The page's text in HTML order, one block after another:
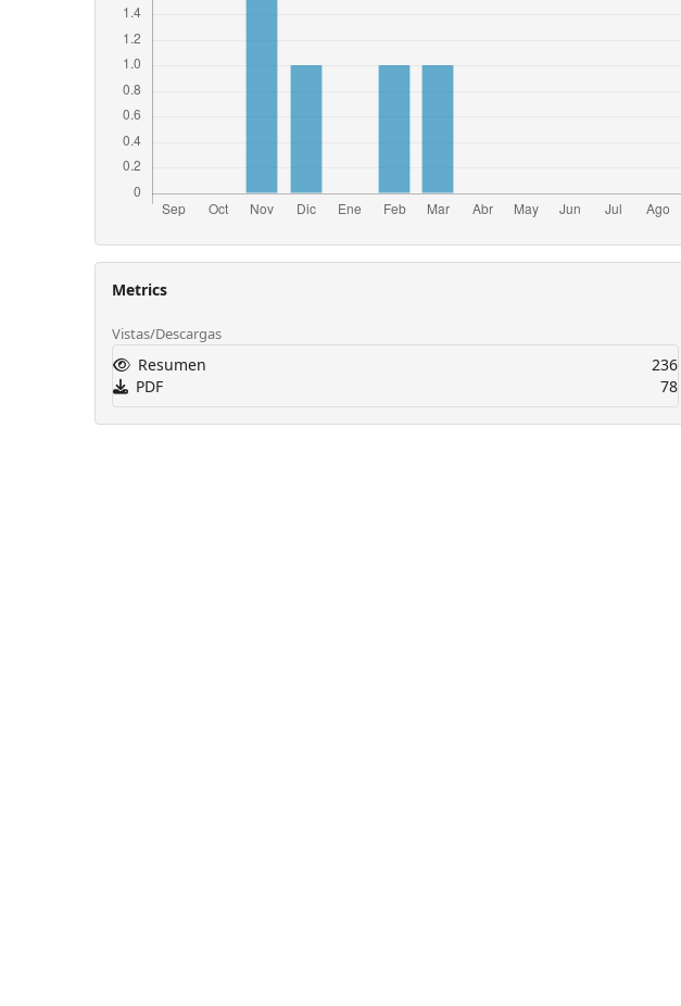
Metrics
Vistas/Descargas
Resumen
236
PDF
78